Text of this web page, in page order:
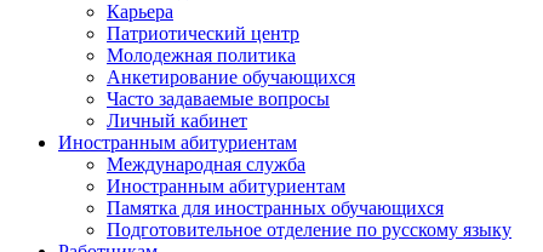
Карьера
Патриотический центр
Молодежная политика
Анкетирование обучающихся
Часто задаваемые вопросы
Личный кабинет
Иностранным абитуриентам
Международная служба
Иностранным абитуриентам
Памятка для иностранных обучающихся
Подготовительное отделение по русскому языку